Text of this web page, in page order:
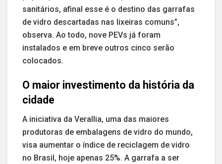
sanitários, afinal esse é o destino das garrafas
de vidro descartadas nas lixeiras comuns”,
observa. Ao todo, nove PEVs já foram
instalados e em breve outros cinco serão
colocados.
O maior investimento da história da
cidade
A iniciativa da Verallia, uma das maiores
produtoras de embalagens de vidro do mundo,
visa aumentar o índice de reciclagem de vidro
no Brasil, hoje apenas 25%. A garrafa a ser